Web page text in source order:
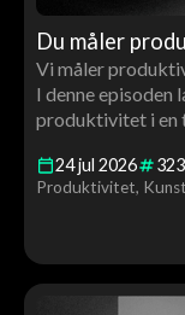
Du måler
Vi måler
I denne
produktivitet i en
24 jul 2026 323
Produktivitet